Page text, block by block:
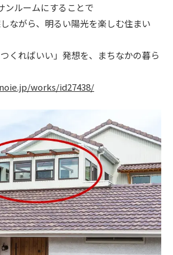
イベント情報
ンルームにすることで
ながら、明るい陽光を楽しむ住まい
つくればいい」発想を、まちなかの暮ら
works/id27438/